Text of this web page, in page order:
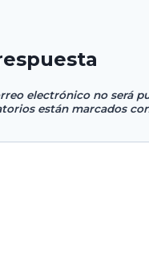
electrónico no será
están marcados